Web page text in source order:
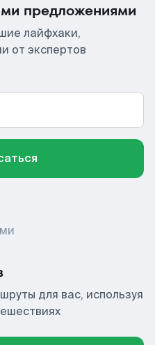
предложениями
лайфхаки,
от экспертов
для вас, используя